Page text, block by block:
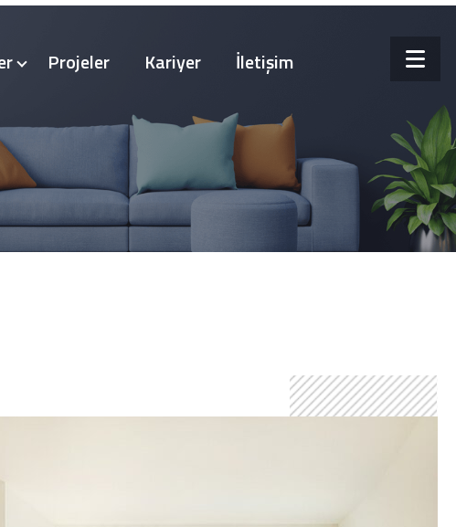
Projeler Kariyer İletişim